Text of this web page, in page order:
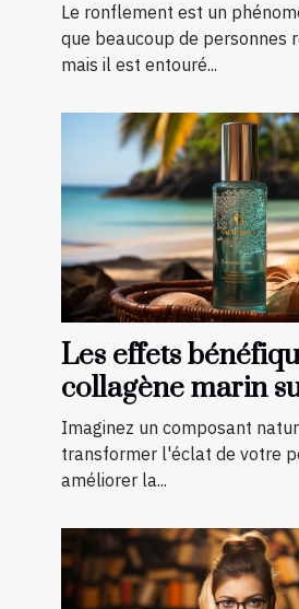
Le ronflement est un
que beaucoup de personnes
mais il est entouré...
Les effets
collagène marin
une
découvrir
Imaginez un composant
transformer l'éclat de votre
améliorer la...